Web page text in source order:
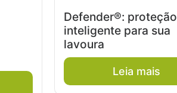
Defender®: proteção
inteligente para sua
lavoura
Leia mais